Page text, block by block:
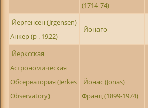
(1714-74)
Йергенсен (Jrgensen)
Анкер (р . 1922)
Йонаго
Йерксская
Астрономическая
Обсерватория (Jerkes
Observatory)
Йонас (Jonas)
Франц (1899-1974)